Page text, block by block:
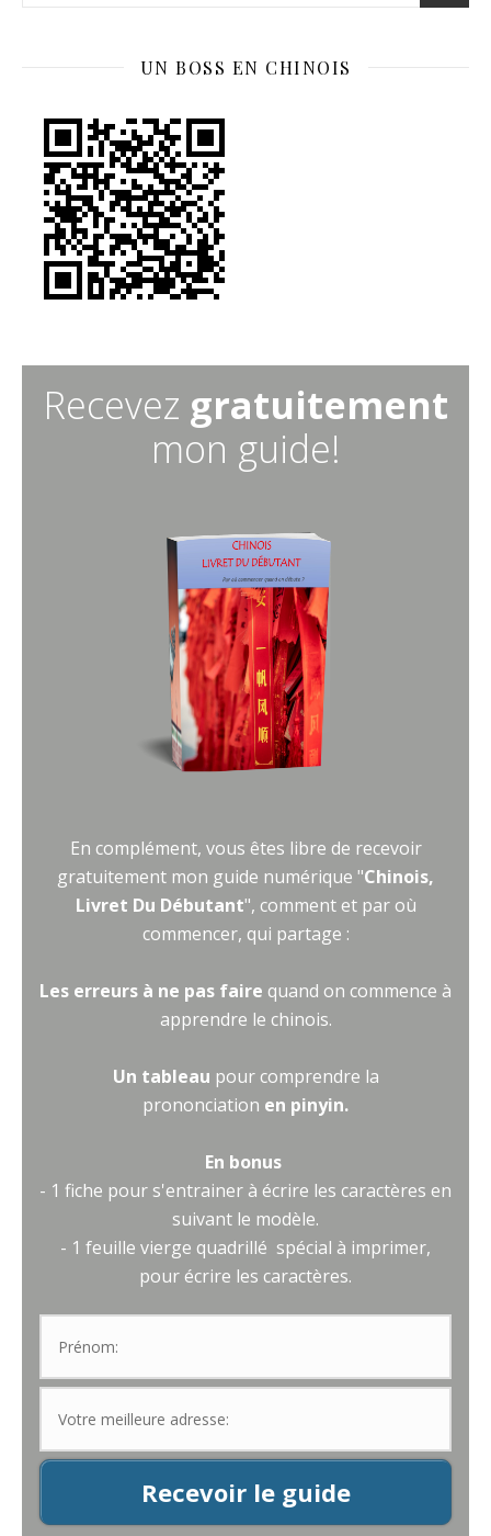
UN BOSS EN CHINOIS
Recevez gratuitement
mon guide!
En complément, vous êtes libre de recevoir
gratuitement mon guide numérique "Chinois,
Livret Du Débutant", comment et par où
commencer, qui partage :
Les erreurs à ne pas faire quand on commence à
apprendre le chinois.
Un tableau pour comprendre la
prononciation en pinyin.
En bonus
- 1 fiche pour s'entrainer à écrire les caractères en
suivant le modèle.
- 1 feuille vierge quadrillé spécial à imprimer,
pour écrire les caractères.
Recevoir le guide